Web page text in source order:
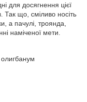
для досягнення цієї
Так що, сміливо носіть
а пачулі, троянда,
наміченої мети.